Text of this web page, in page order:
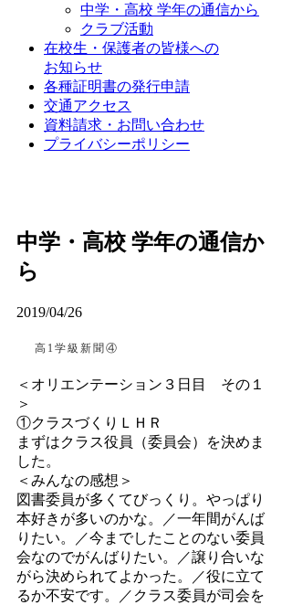
中学・高校 学年の通信から
クラブ活動
在校生・保護者の皆様への
お知らせ
各種証明書の発行申請
交通アクセス
資料請求・お問い合わせ
プライバシーポリシー
中学・高校 学年の通信か
ら
2019/04/26
高1学級新聞④
＜オリエンテーション３日目 その１
＞
①クラスづくりＬＨＲ
まずはクラス役員（委員会）を決めま
した。
＜みんなの感想＞
図書委員が多くてびっくり。やっぱり
本好きが多いのかな。／一年間がんば
りたい。／今までしたことのない委員
会なのでがんばりたい。／譲り合いな
がら決められてよかった。／役に立て
るか不安です。／クラス委員が司会を